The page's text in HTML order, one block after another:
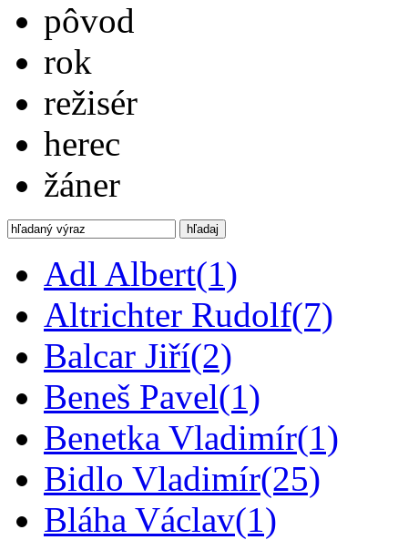
pôvod
rok
režisér
herec
žáner
hľadaj
Adl Albert(1)
Altrichter Rudolf(7)
Balcar Jiří(2)
Beneš Pavel(1)
Benetka Vladimír(1)
Bidlo Vladimír(25)
Bláha Václav(1)